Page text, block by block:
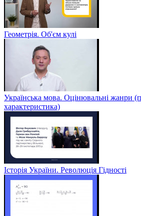
Геометрія. Об'єм кулі
Українська мова. Оцінювальні жанри
характеристика)
Історія України. Революція Гідності